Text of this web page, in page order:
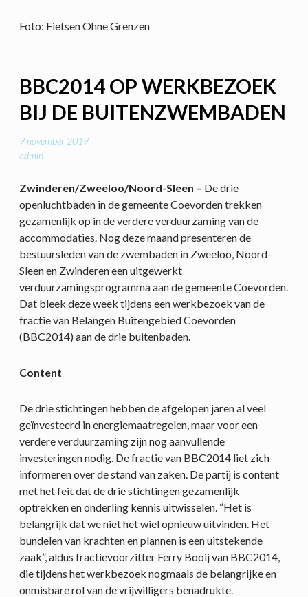
Foto: Fietsen Ohne Grenzen
BBC2014 OP WERKBEZOEK
BIJ DE BUITENZWEMBADEN
9 november 2019
admin
Zwinderen/Zweeloo/Noord-Sleen – De drie
openluchtbaden in de gemeente Coevorden trekken
gezamenlijk op in de verdere verduurzaming van de
accommodaties. Nog deze maand presenteren de
bestuursleden van de zwembaden in Zweeloo, Noord-
Sleen en Zwinderen een uitgewerkt
verduurzamingsprogramma aan de gemeente Coevorden.
Dat bleek deze week tijdens een werkbezoek van de
fractie van Belangen Buitengebied Coevorden
(BBC2014) aan de drie buitenbaden.
Content
De drie stichtingen hebben de afgelopen jaren al veel
geïnvesteerd in energiemaatregelen, maar voor een
verdere verduurzaming zijn nog aanvullende
investeringen nodig. De fractie van BBC2014 liet zich
informeren over de stand van zaken. De partij is content
met het feit dat de drie stichtingen gezamenlijk
optrekken en onderling kennis uitwisselen. “Het is
belangrijk dat we niet het wiel opnieuw uitvinden. Het
bundelen van krachten en plannen is een uitstekende
zaak”, aldus fractievoorzitter Ferry Booij van BBC2014,
die tijdens het werkbezoek nogmaals de belangrijke en
onmisbare rol van de vrijwilligers benadrukte.